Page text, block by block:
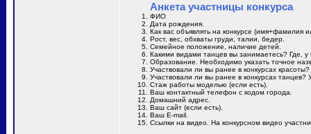
Анкета участницы конкурса
ФИО
Дата рождения.
Как вас объявлять на конкурсе (имя+фамилия
Рост, вес, обхваты груди, талии, бедер.
Семейное положение, наличие детей.
Какими видами танцев вы занимаетесь? Где,
Образование. Необходимо указать точное
Участвовали ли вы ранее в конкурсах
Участвовали ли вы ранее в конкурсах
Стаж работы моделью (если есть).
Ваш контактный телефон с кодом города.
Домашний адрес.
Ваш сайт (если есть).
Ваш E-mail.
Ссылки на видео. На конкурсном видео